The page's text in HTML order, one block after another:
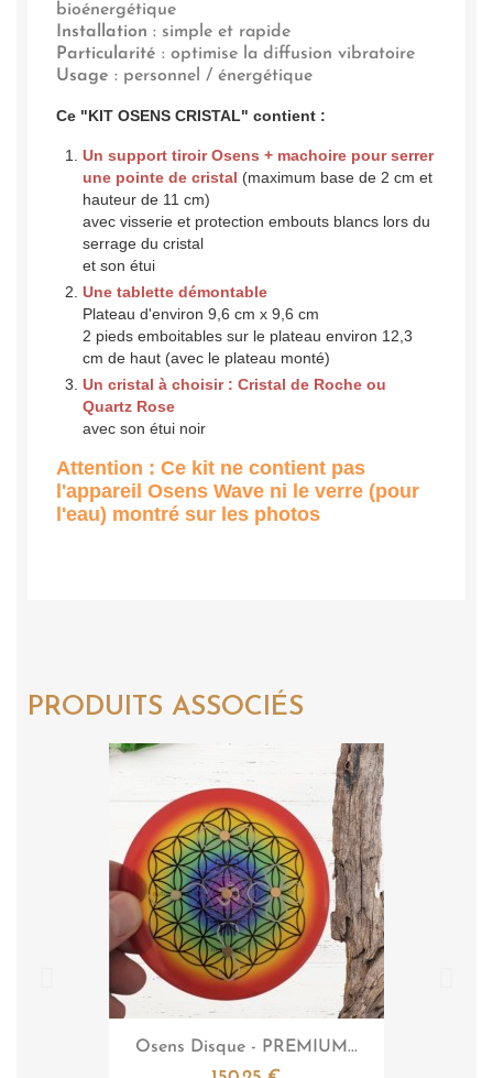
bioénergétique
Installation : simple et rapide
Particularité : optimise la diffusion vibratoire
Usage : personnel / énergétique
Ce "KIT OSENS CRISTAL" contient :
Un support tiroir Osens + machoire pour serrer
une pointe de cristal (maximum base de 2 cm et
hauteur de 11 cm)
avec visserie et protection embouts blancs lors du
serrage du cristal
et son étui
Une tablette démontable
Plateau d'environ 9,6 cm x 9,6 cm
2 pieds emboitables sur le plateau environ 12,3
cm de haut (avec le plateau monté)
Un cristal à choisir : Cristal de Roche ou
Quartz Rose
avec son étui noir
Attention : Ce kit ne contient pas
l'appareil Osens Wave ni le verre (pour
l'eau) montré sur les photos
PRODUITS ASSOCIÉS
Aperçu rapide
Osens Disque - PREMIUM...